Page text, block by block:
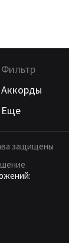
Фильтр
Аккорды
Еще
защищены